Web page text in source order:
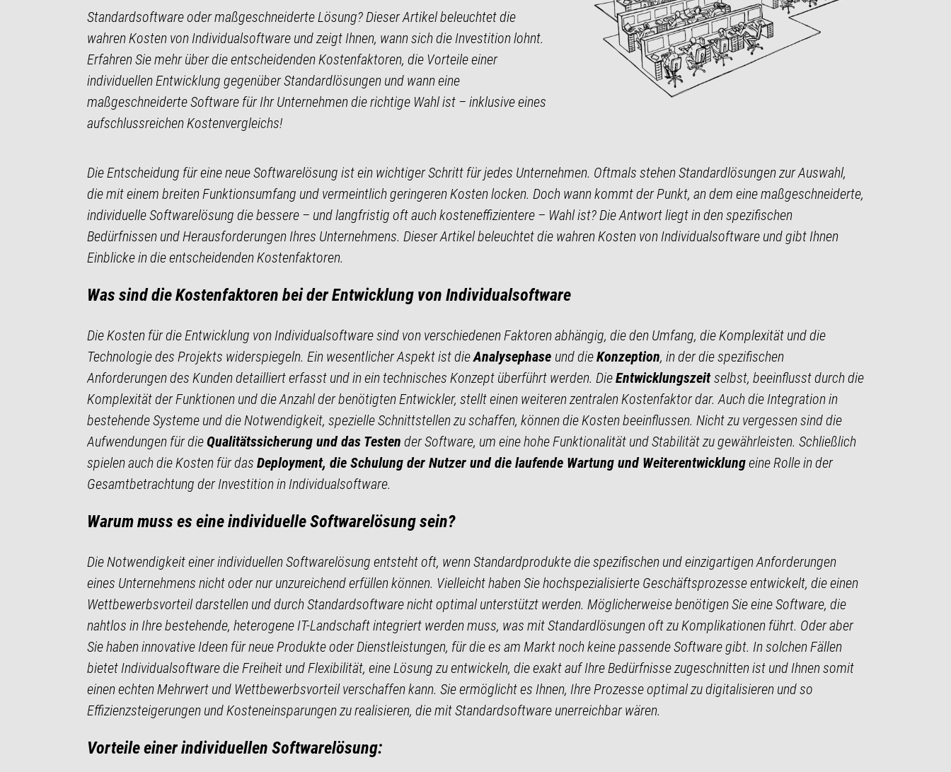
Standardsoftware oder maßgeschneiderte Lösung? Dieser Artikel beleuchtet die
wahren Kosten von Individualsoftware und zeigt Ihnen, wann sich die Investition lohnt.
Erfahren Sie mehr über die entscheidenden Kostenfaktoren, die Vorteile einer
individuellen Entwicklung gegenüber Standardlösungen und wann eine
maßgeschneiderte Software für Ihr Unternehmen die richtige Wahl ist – inklusive eines
aufschlussreichen Kostenvergleichs!
Die Entscheidung für eine neue Softwarelösung ist ein wichtiger Schritt für jedes Unternehmen. Oftmals stehen Standardlösungen zur Auswahl,
die mit einem breiten Funktionsumfang und vermeintlich geringeren Kosten locken. Doch wann kommt der Punkt, an dem eine maßgeschneiderte,
individuelle Softwarelösung die bessere – und langfristig oft auch kosteneffizientere – Wahl ist? Die Antwort liegt in den spezifischen
Bedürfnissen und Herausforderungen Ihres Unternehmens. Dieser Artikel beleuchtet die wahren Kosten von Individualsoftware und gibt Ihnen
Einblicke in die entscheidenden Kostenfaktoren.
Was sind die Kostenfaktoren bei der Entwicklung von Individualsoftware
Die Kosten für die Entwicklung von Individualsoftware sind von verschiedenen Faktoren abhängig, die den Umfang, die Komplexität und die
Technologie des Projekts widerspiegeln. Ein wesentlicher Aspekt ist dieAnalysephase und dieKonzeption, in der die spezifischen
Anforderungen des Kunden detailliert erfasst und in ein technisches Konzept überführt werden. DieEntwicklungszeitselbst, beeinflusst durch die
Komplexität der Funktionen und die Anzahl der benötigten Entwickler, stellt einen weiteren zentralen Kostenfaktor dar. Auch die Integration in
bestehende Systeme und die Notwendigkeit, spezielle Schnittstellen zu schaffen, können die Kosten beeinflussen. Nicht zu vergessen sind die
Aufwendungen für dieQualitätssicherung und das Testen der Software, um eine hohe Funktionalität und Stabilität zu gewährleisten. Schließlich
spielen auch die Kosten für das Deployment, die Schulung der Nutzer und die laufende Wartung und Weiterentwicklungeine Rolle in der
Gesamtbetrachtung der Investition in Individualsoftware.
Warum muss es eine individuelle Softwarelösung sein?
Die Notwendigkeit einer individuellen Softwarelösung entsteht oft, wenn Standardprodukte die spezifischen und einzigartigen Anforderungen
eines Unternehmens nicht oder nur unzureichend erfüllen können. Vielleicht haben Sie hochspezialisierte Geschäftsprozesse entwickelt, die einen
Wettbewerbsvorteil darstellen und durch Standardsoftware nicht optimal unterstützt werden. Möglicherweise benötigen Sie eine Software, die
nahtlos in Ihre bestehende, heterogene IT-Landschaft integriert werden muss, was mit Standardlösungen oft zu Komplikationen führt. Oder aber
Sie haben innovative Ideen für neue Produkte oder Dienstleistungen, für die es am Markt noch keine passende Software gibt. In solchen Fällen
bietet Individualsoftware die Freiheit und Flexibilität, eine Lösung zu entwickeln, die exakt auf Ihre Bedürfnisse zugeschnitten ist und Ihnen somit
einen echten Mehrwert und Wettbewerbsvorteil verschaffen kann. Sie ermöglicht es Ihnen, Ihre Prozesse optimal zu digitalisieren und so
Effizienzsteigerungen und Kosteneinsparungen zu realisieren, die mit Standardsoftware unerreichbar wären.
Vorteile einer individuellen Softwarelösung: